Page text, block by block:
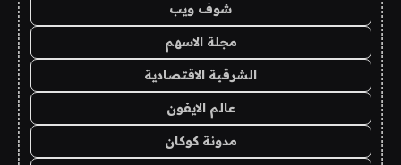
شوف ويب
مجلة الاسهم
الشرقية الاقتصادية
عالم الايفون
مدونة كوكان